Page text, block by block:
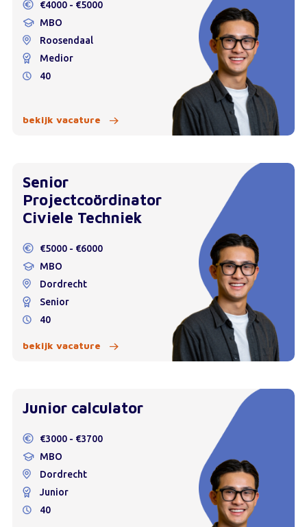
€4000 - €5000
MBO
Roosendaal
Medior
40
bekijk vacature
Senior
Projectcoördinator
Civiele Techniek
€5000 - €6000
MBO
Dordrecht
Senior
40
bekijk vacature
Junior calculator
€3000 - €3700
MBO
Dordrecht
Junior
40